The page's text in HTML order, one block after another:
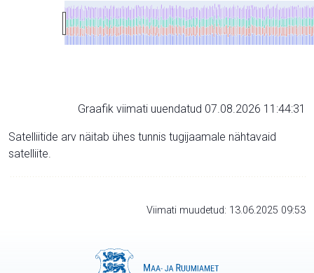
Graafik viimati uuendatud 07.08.2026 11:44:31
Satelliitide arv näitab ühes tunnis tugijaamale nähtavaid
satelliite.
Viimati muudetud: 13.06.2025 09:53